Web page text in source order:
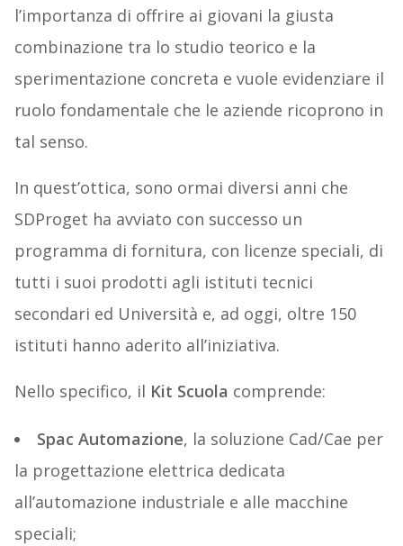
l’importanza di offrire ai giovani la giusta
combinazione tra lo studio teorico e la
sperimentazione concreta e vuole evidenziare il
ruolo fondamentale che le aziende ricoprono in
tal senso.
In quest’ottica, sono ormai diversi anni che
SDProget ha avviato con successo un
programma di fornitura, con licenze speciali, di
tutti i suoi prodotti agli istituti tecnici
secondari ed Università e, ad oggi, oltre 150
istituti hanno aderito all’iniziativa.
Nello specifico, il Kit Scuola comprende:
Spac Automazione, la soluzione Cad/Cae per
la progettazione elettrica dedicata
all’automazione industriale e alle macchine
speciali;